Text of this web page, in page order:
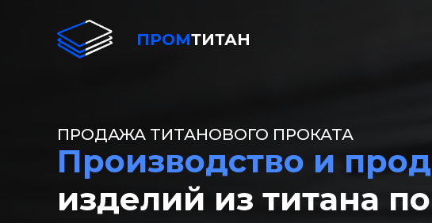
ПРОМТИТАН
Производство и
изделий из титана
ПРОДАЖА ТИТАНОВОГО ПРОКАТА